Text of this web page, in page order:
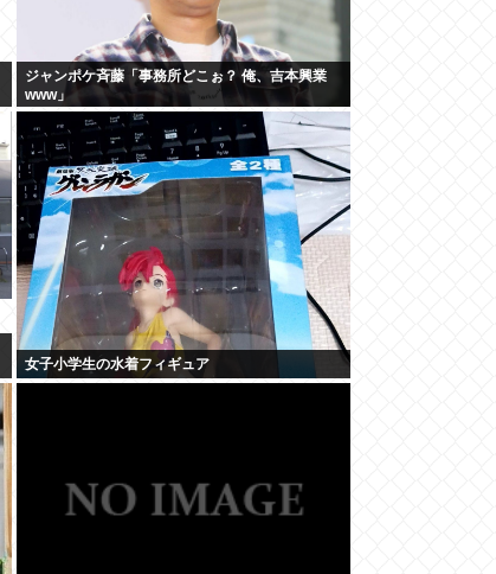
ジャンポケ斉藤「事務所どこぉ？ 俺、吉本興業
www」
女子小学生の水着フィギュア